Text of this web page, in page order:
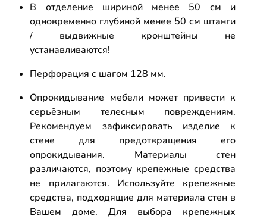
В отделение шириной менее 50 см и
одновременно глубиной менее 50 см штанги
/ выдвижные кронштейны не
устанавливаются!
Перфорация с шагом 128 мм.
Опрокидывание мебели может привести к
серьёзным телесным повреждениям.
Рекомендуем зафиксировать изделие к
стене для предотвращения его
опрокидывания. Материалы стен
различаются, поэтому крепежные средства
не прилагаются. Используйте крепежные
средства, подходящие для материала стен в
Вашем доме. Для выбора крепежных